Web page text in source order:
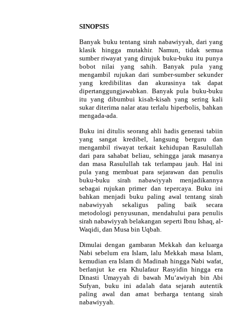
SINOPSIS
Banyak buku tentang sirah nabawiyyah, dari yang
klasik hingga mutakhir. Namun, tidak semua
sumber riwayat yang dirujuk buku-buku itu punya
bobot nilai yang sahih. Banyak pula yang
mengambil rujukan dari sumber-sumber sekunder
yang kredibilitas dan akurasinya tak dapat
dipertanggungjawabkan. Banyak pula buku-buku
itu yang dibumbui kisah-kisah yang sering kali
sukar diterima nalar atau terlalu hiperbolis, bahkan
mengada-ada.
Buku ini ditulis seorang ahli hadis generasi tabiin
yang sangat kredibel, langsung berguru dan
mengambil riwayat terkait kehidupan Rasulullah
dari para sahabat beliau, sehingga jarak masanya
dan masa Rasulullah tak terlampau jauh. Hal ini
pula yang membuat para sejarawan dan penulis
buku-buku sirah nabawiyyah menjadikannya
sebagai rujukan primer dan tepercaya. Buku ini
bahkan menjadi buku paling awal tentang sirah
nabawiyyah sekaligus paling baik secara
metodologi penyusunan, mendahului para penulis
sirah nabawiyyah belakangan seperti Ibnu Ishaq, al-
Waqidi, dan Musa bin Uqbah.
Dimulai dengan gambaran Mekkah dan keluarga
Nabi sebelum era Islam, lalu Mekkah masa Islam,
kemudian era Islam di Madinah hingga Nabi wafat,
berlanjut ke era Khulafaur Rasyidin hingga era
Dinasti Umayyah di bawah Mu‘awiyah bin Abi
Sufyan, buku ini adalah data sejarah autentik
paling awal dan amat berharga tentang sirah
nabawiyyah.